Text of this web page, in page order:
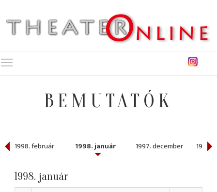
BEMUTATÓK
1998. február 1998. január 1997. december 1997.
1998. január